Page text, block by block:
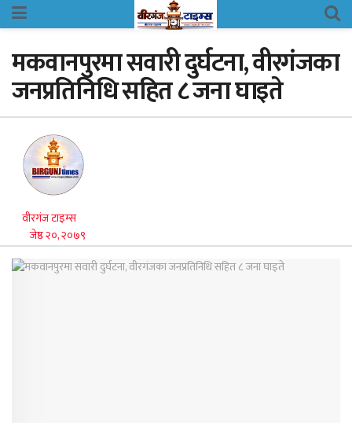
मकवानपुरमा सवारी दुर्घटना, वीरगंजका
जनप्रतिनिधि सहित ८ जना घाइते
वीरगंज टाइम्स
जेष्ठ २०, २०७९